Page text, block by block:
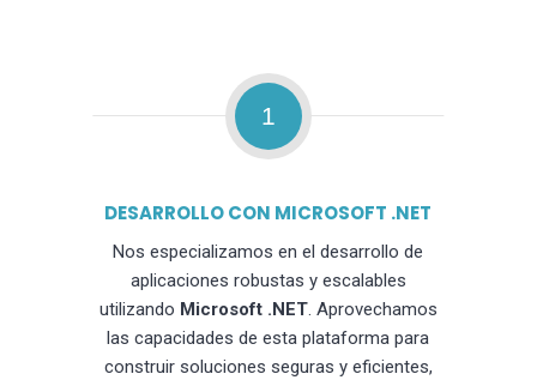
1
DESARROLLO CON MICROSOFT .NET
Nos especializamos en el desarrollo de
aplicaciones robustas y escalables
utilizando Microsoft .NET. Aprovechamos
las capacidades de esta plataforma para
construir soluciones seguras y eficientes,